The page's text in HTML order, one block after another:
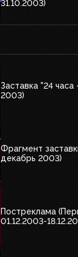
31.10.2003)
Заставка "24
2003)
Фрагмент
декабрь 2003)
Постреклама
01.12.2003-